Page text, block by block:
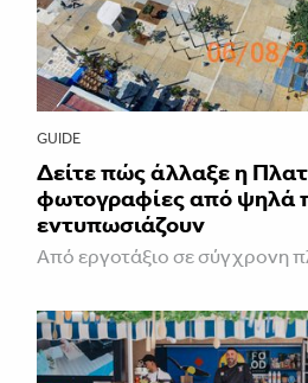
GUIDE
Δείτε πώς άλλαξε η
φωτογραφίες από ψηλά
εντυπωσιάζουν
Από εργοτάξιο σε σύγχρονη